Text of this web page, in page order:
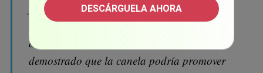
favorecer la absorción de la glucosa, la
autofosforilación del receptor de insulina y la
actividad de la glucógeno sintasa. Se ha
demostrado que la canela podría promover
DESCÁRGUELA AHORA